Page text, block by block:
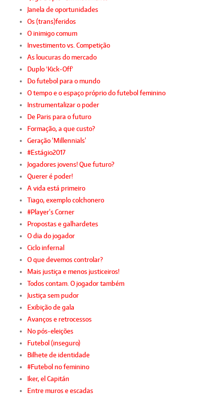
Janela de oportunidades
Os (trans)feridos
O inimigo comum
Investimento vs. Competição
As loucuras do mercado
Duplo 'Kick-Off'
Do futebol para o mundo
O tempo e o espaço próprio do futebol feminino
Instrumentalizar o poder
De Paris para o futuro
Formação, a que custo?
Geração ‘Millennials’
#Estágio2017
Jogadores jovens! Que futuro?
Querer é poder!
A vida está primeiro
Tiago, exemplo colchonero
#Player’s Corner
Propostas e galhardetes
O dia do jogador
Ciclo infernal
O que devemos controlar?
Mais justiça e menos justiceiros!
Todos contam. O jogador também
Justiça sem pudor
Exibição de gala
Avanços e retrocessos
No pós-eleições
Futebol (inseguro)
Bilhete de identidade
#Futebol no feminino
Iker, el Capitán
Entre muros e escadas